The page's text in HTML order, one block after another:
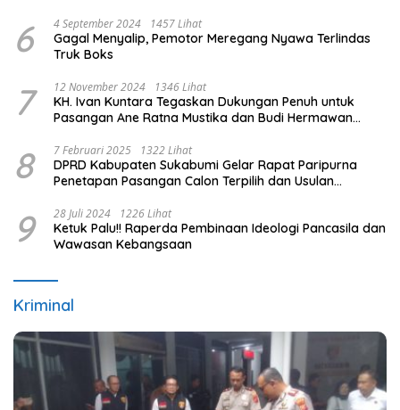
6 4 September 2024 1457 Lihat
Gagal Menyalip, Pemotor Meregang Nyawa Terlindas
Truk Boks
7 12 November 2024 1346 Lihat
KH. Ivan Kuntara Tegaskan Dukungan Penuh untuk
Pasangan Ane Ratna Mustika dan Budi Hermawan
8 7 Februari 2025 1322 Lihat
DPRD Kabupaten Sukabumi Gelar Rapat Paripurna
Penetapan Pasangan Calon Terpilih dan Usulan
9 28 Juli 2024 1226 Lihat
Ketuk Palu!! Raperda Pembinaan Ideologi Pancasila dan
Wawasan Kebangsaan
Kriminal